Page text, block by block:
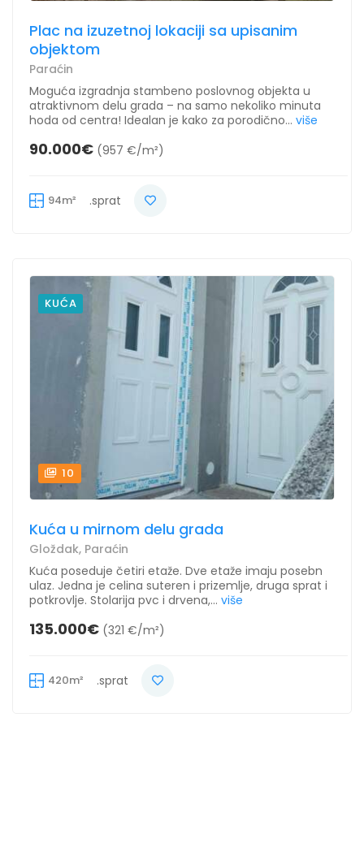
Plac na izuzetnoj lokaciji sa upisanim
objektom
Paraćin
Moguća izgradnja stambeno poslovnog objekta u
atraktivnom delu grada – na samo nekoliko minuta
hoda od centra! Idealan je kako za porodično... više
90.000€ (957 €/m²)
94m² .sprat
KUĆA
10
Kuća u mirnom delu grada
Gloždak, Paraćin
Kuća poseduje četiri etaže. Dve etaže imaju posebn
ulaz. Jedna je celina suteren i prizemlje, druga sprat i
potkrovlje. Stolarija pvc i drvena,... više
135.000€ (321 €/m²)
420m² .sprat